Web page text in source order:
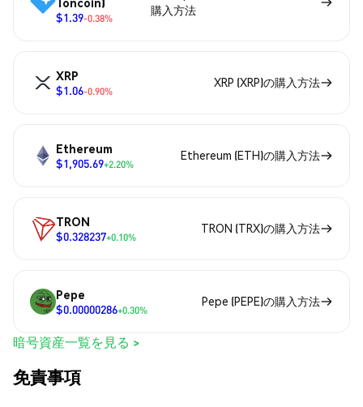
$1.39-0.38%
購入方法
XRP
$1.06-0.90%
XRP (XRP)の購入方法
Ethereum
$1,905.69+2.20%
Ethereum (ETH)の購入方法
TRON
$0.328237+0.10%
TRON (TRX)の購入方法
Pepe
$0.00000286+0.30%
Pepe (PEPE)の購入方法
暗号資産一覧を見る >
免責事項